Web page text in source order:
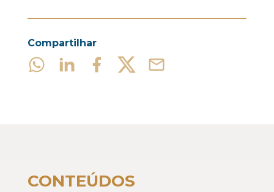
Compartilhar
CONTEÚDOS